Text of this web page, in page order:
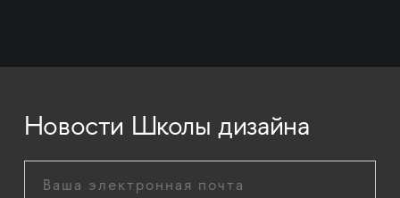
Новости Школы дизайна